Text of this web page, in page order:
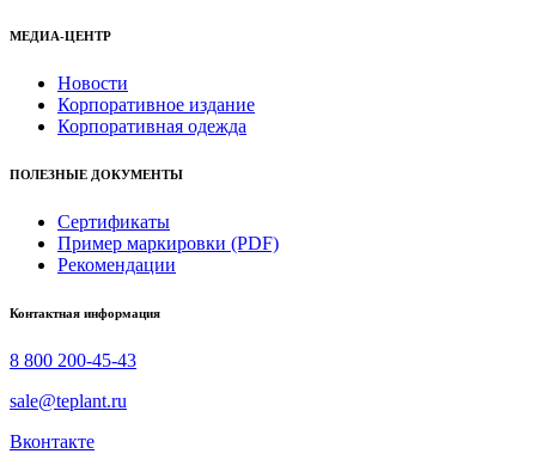
МЕДИА-ЦЕНТР
Новости
Корпоративное издание
Корпоративная одежда
ПОЛЕЗНЫЕ ДОКУМЕНТЫ
Сертификаты
Пример маркировки (PDF)
Рекомендации
Контактная информация
8 800 200-45-43
sale@teplant.ru
Вконтакте